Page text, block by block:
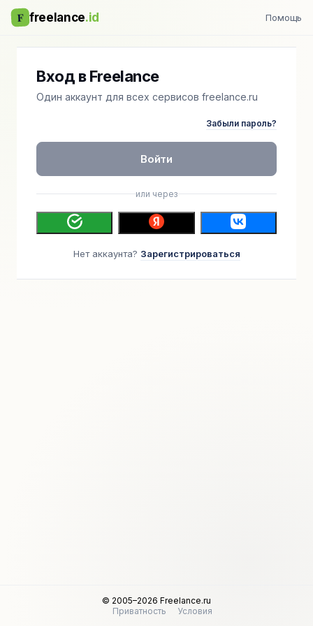
F freelance.id Помощь
Вход в Freelance
Один аккаунт для всех сервисов freelance.ru
Забыли пароль?
Войти
или через
Нет аккаунта? Зарегистрироваться
© 2005–2026 Freelance.ru
Приватность
Условия